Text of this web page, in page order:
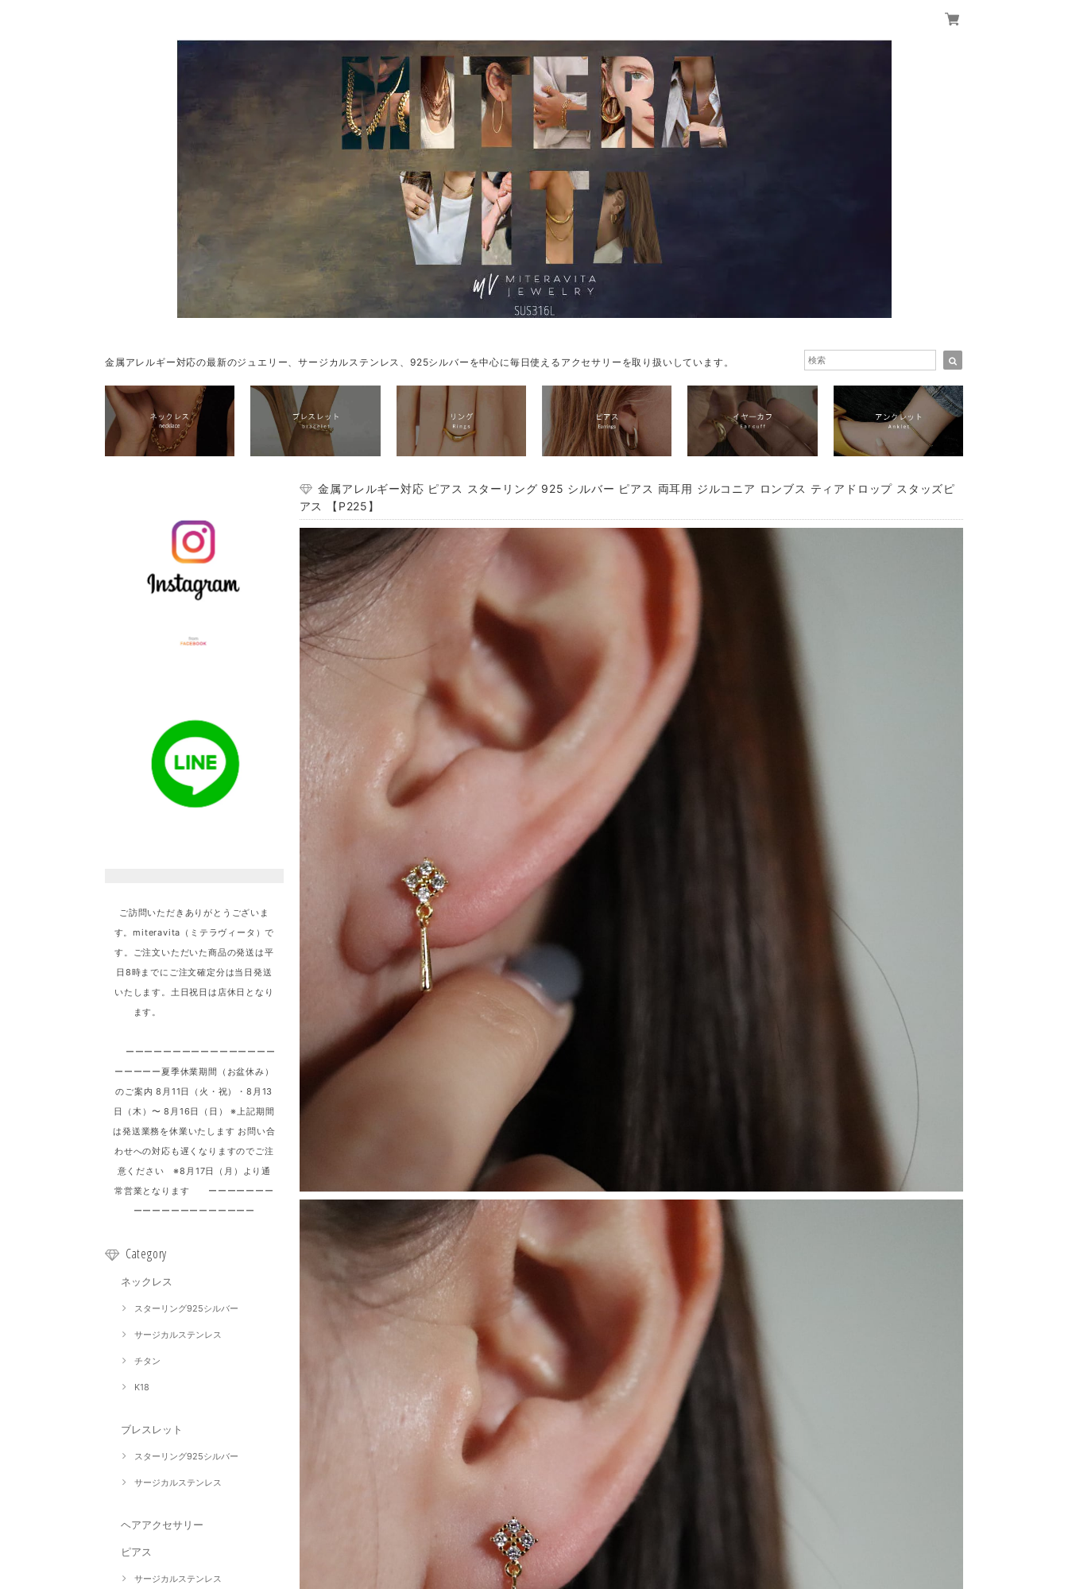
金属アレルギー対応の最新のジュエリー、サージカルステンレス、925シルバーを中心に毎日使えるアクセサリーを取り扱いしています。
ご訪問いただきありがとうございま
す。miteravita（ミテラヴィータ）で
す。ご注文いただいた商品の発送は平
日8時までにご注文確定分は当日発送
いたします。土日祝日は店休日となり
ます。
ーーーーーーーーーーーーーーーー
ーーーーー夏季休業期間（お盆休み）
のご案内 8月11日（火・祝）・8月13
日（木）〜 8月16日（日） ※上記期間
は発送業務を休業いたします お問い合
わせへの対応も遅くなりますのでご注
意ください ※8月17日（月）より通
常営業となります ーーーーーーー
ーーーーーーーーーーーーー
Category
ネックレス
スターリング925シルバー
サージカルステンレス
チタン
K18
ブレスレット
スターリング925シルバー
サージカルステンレス
ヘアアクセサリー
ピアス
サージカルステンレス
金属アレルギー対応 ピアス スターリング 925 シルバー ピアス 両耳用 ジルコニア ロンブス ティアドロップ スタッズピ
アス 【P225】